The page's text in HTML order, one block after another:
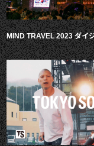
MIND TRAVEL 2023 ダイ